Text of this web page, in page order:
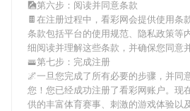
🎑第六步：阅读并同意条款
🍫在注册过程中， 看彩网会提供使用条
条款包括平台的使用规范、隐私政策等
细阅读并理解这些条款，并确保您同意
🚟第七步：完成注册
🌌一旦您完成了所有必要的步骤，并同
您！您已经成功注册了看彩网账户。现
供的丰富体育赛事、刺激的游戏体验以